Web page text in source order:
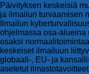
Päivityksen keskeisiä
ja ilmailun turvaamisen
Ilmailun
ohjelmassa osa-alueina
osaksi
keskeiset ilmailuun
globaali-, EU- ja
asetetut